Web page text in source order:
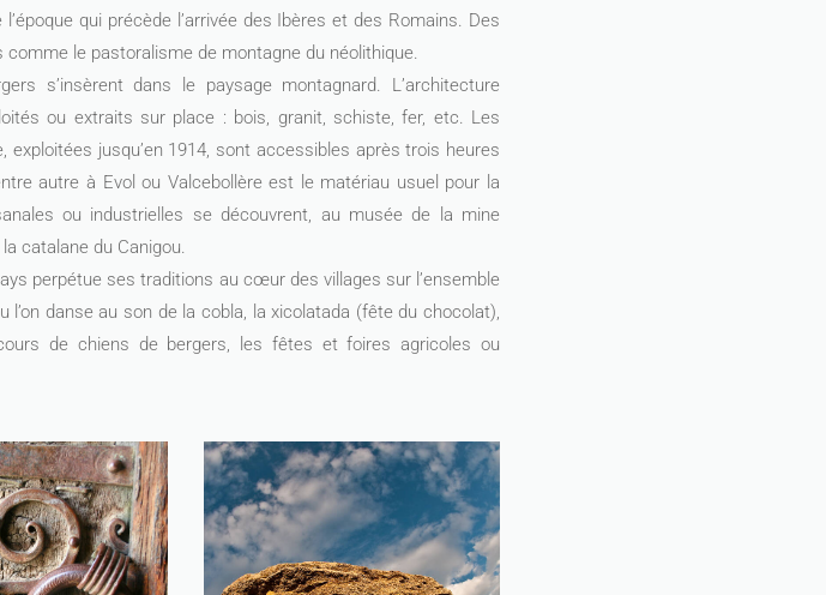
qui précède l’arrivée des Ibères et des Romains. Des
le pastoralisme de montagne du néolithique.
s’insèrent dans le paysage montagnard. L’architecture
ou extraits sur place : bois, granit, schiste, fer, etc. Les
jusqu’en 1914, sont accessibles après trois heures
autre à Evol ou Valcebollère est le matériau usuel pour la
ou industrielles se découvrent, au musée de la mine
catalane du Canigou.
perpétue ses traditions au cœur des villages sur l’ensemble
danse au son de la cobla, la xicolatada (fête du chocolat),
de chiens de bergers, les fêtes et foires agricoles ou